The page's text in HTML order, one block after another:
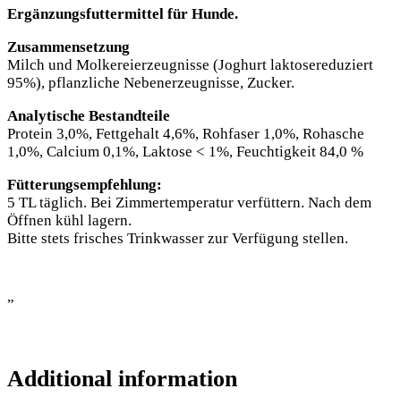
Ergänzungsfuttermittel für Hunde.
Zusammensetzung
Milch und Molkereierzeugnisse (Joghurt laktosereduziert
95%), pflanzliche Nebenerzeugnisse, Zucker.
Analytische Bestandteile
Protein 3,0%, Fettgehalt 4,6%, Rohfaser 1,0%, Rohasche
1,0%, Calcium 0,1%, Laktose < 1%, Feuchtigkeit 84,0 %
Fütterungsempfehlung:
5 TL täglich. Bei Zimmertemperatur verfüttern. Nach dem
Öffnen kühl lagern.
Bitte stets frisches Trinkwasser zur Verfügung stellen.
”
Additional information